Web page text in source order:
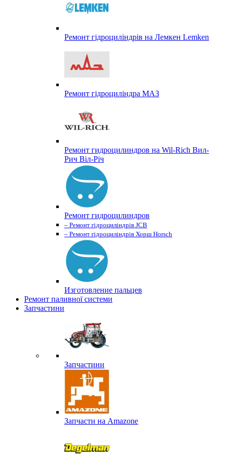
Ремонт гідроциліндрів на Лемкен Lemken
Ремонт гідроциліндра МАЗ
Ремонт гидроцилиндров на Wil-Rich Вил-
Рич Віл-Річ
Ремонт гидроцилиндров
– Ремонт гідроциліндрів JCB
– Ремонт гідроциліндрів Хорш Horsch
Изготовление пальцев
Ремонт паливної системи
Запчастини
Запчастини
Запчасти на Amazone